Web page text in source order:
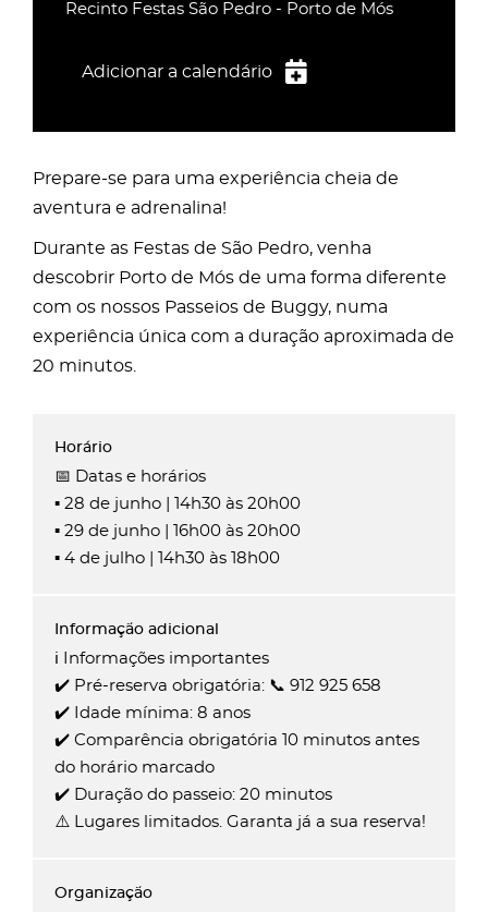
Recinto Festas São Pedro - Porto de Mós
Adicionar a calendário
Outlook
Prepare-se para uma experiência cheia de
aventura e adrenalina!
Durante as Festas de São Pedro, venha
descobrir Porto de Mós de uma forma diferente
com os nossos Passeios de Buggy, numa
experiência única com a duração aproximada de
20 minutos.
📅 Datas e horários
▪️ 28 de junho | 14h30 às 20h00
▪️ 29 de junho | 16h00 às 20h00
▪️ 4 de julho | 14h30 às 18h00
ℹ️ Informações importantes
✔️ Pré-reserva obrigatória: 📞 912 925 658
✔️ Idade mínima: 8 anos
✔️ Comparência obrigatória 10 minutos antes
do horário marcado
✔️ Duração do passeio: 20 minutos
⚠️ Lugares limitados. Garanta já a sua reserva!